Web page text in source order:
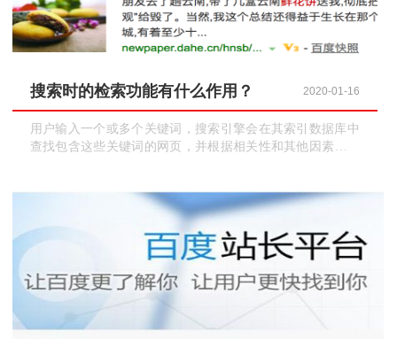
搜索时的检索功能有什么作用？ 2020-01-16
用户输入一个或多个关键词，搜索引擎会在其索引数据库中
查找包含这些关键词的网页，并根据相关性和其他因素对搜